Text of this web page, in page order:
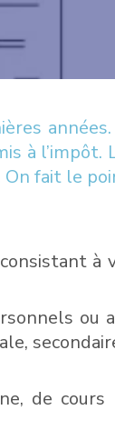
à
On fait le
à
ou
de